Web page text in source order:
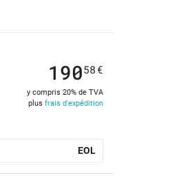
19058 €
y compris 20% de TVA
plus frais d'expédition
EOL